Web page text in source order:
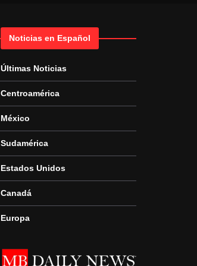
Noticias en Español
Últimas Noticias
Centroamérica
México
Sudamérica
Estados Unidos
Canadá
Europa